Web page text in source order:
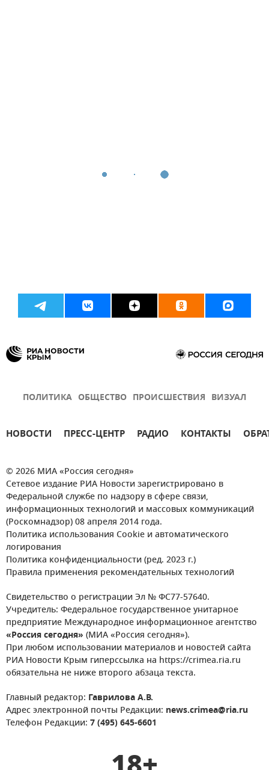
ПОЛИТИКА ОБЩЕСТВО ПРОИСШЕСТВИЯ ВИЗУАЛ
НОВОСТИ ПРЕСС-ЦЕНТР РАДИО КОНТАКТЫ
© 2026 МИА «Россия сегодня»
Сетевое издание РИА Новости зарегистрировано в
Федеральной службе по надзору в сфере связи,
информационных технологий и массовых коммуникаций
(Роскомнадзор) 08 апреля 2014 года.
Политика использования Cookie и автоматического
логирования
Политика конфиденциальности (ред. 2023 г.)
Правила применения рекомендательных технологий
Свидетельство о регистрации Эл № ФС77-57640.
Учредитель: Федеральное государственное унитарное
предприятие Международное информационное агентство
«Россия сегодня» (МИА «Россия сегодня»).
При любом использовании материалов и новостей сайта
РИА Новости Крым гиперссылка на https://crimea.ria.ru
обязательна не ниже второго абзаца текста.
Главный редактор: Гаврилова А.В.
Адрес электронной почты Редакции: news.crimea@ria.ru
Телефон Редакции: 7 (495) 645-6601